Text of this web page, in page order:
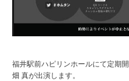
福井駅前ハピリンホールにて定期
畑 真が出演します。